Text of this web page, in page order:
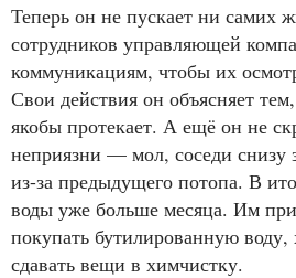
Теперь он не пускает ни самих
сотрудников управляющей
коммуникациям, чтобы их
Свои действия он объясняет
якобы протекает. А ещё он не
неприязни — мол, соседи снизу
из-за предыдущего потопа. В
воды уже больше месяца. Им
покупать бутилированную
сдавать вещи в химчистку.